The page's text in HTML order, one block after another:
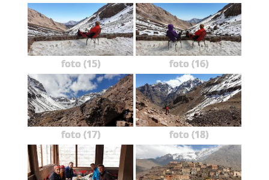
foto (15) foto (16)
foto (17) foto (18)